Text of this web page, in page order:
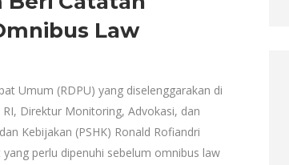
Law
Umum (RDPU) yang diselenggarakan di
RI, Direktur Monitoring, Advokasi, dan
Kebijakan (PSHK) Ronald Rofiandri
perlu dipenuhi sebelum omnibus law